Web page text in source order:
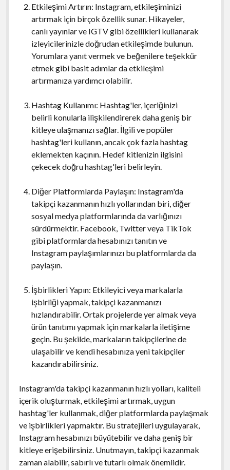
Etkileşimi Artırın: Instagram, etkileşiminizi
artırmak için birçok özellik sunar. Hikayeler,
canlı yayınlar ve IGTV gibi özellikleri kullanarak
izleyicilerinizle doğrudan etkileşimde bulunun.
Yorumlara yanıt vermek ve beğenilere teşekkür
etmek gibi basit adımlar da etkileşimi
artırmanıza yardımcı olabilir.
Hashtag Kullanımı: Hashtag'ler, içeriğinizi
belirli konularla ilişkilendirerek daha geniş bir
kitleye ulaşmanızı sağlar. İlgili ve popüler
hashtag'leri kullanın, ancak çok fazla hashtag
eklemekten kaçının. Hedef kitlenizin ilgisini
çekecek doğru hashtag'leri belirleyin.
Diğer Platformlarda Paylaşın: Instagram'da
takipçi kazanmanın hızlı yollarından biri, diğer
sosyal medya platformlarında da varlığınızı
sürdürmektir. Facebook, Twitter veya TikTok
gibi platformlarda hesabınızı tanıtın ve
Instagram paylaşımlarınızı bu platformlarda da
paylaşın.
İşbirlikleri Yapın: Etkileyici veya markalarla
işbirliği yapmak, takipçi kazanmanızı
hızlandırabilir. Ortak projelerde yer almak veya
ürün tanıtımı yapmak için markalarla iletişime
geçin. Bu şekilde, markaların takipçilerine de
ulaşabilir ve kendi hesabınıza yeni takipçiler
kazandırabilirsiniz.
Instagram'da takipçi kazanmanın hızlı yolları, kaliteli
içerik oluşturmak, etkileşimi artırmak, uygun
hashtag'ler kullanmak, diğer platformlarda paylaşmak
ve işbirlikleri yapmaktır. Bu stratejileri uygulayarak,
Instagram hesabınızı büyütebilir ve daha geniş bir
kitleye erişebilirsiniz. Unutmayın, takipçi kazanmak
zaman alabilir, sabırlı ve tutarlı olmak önemlidir.